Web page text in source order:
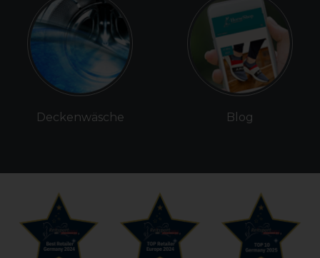
Deckenwäsche Blog